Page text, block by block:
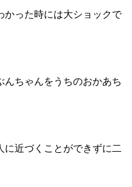
かった時には大ショックで
んちゃんをうちのおかあち
に近づくことができずに二